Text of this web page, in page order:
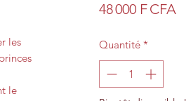
les
le
48 000 F CFAPrix
Quantité *